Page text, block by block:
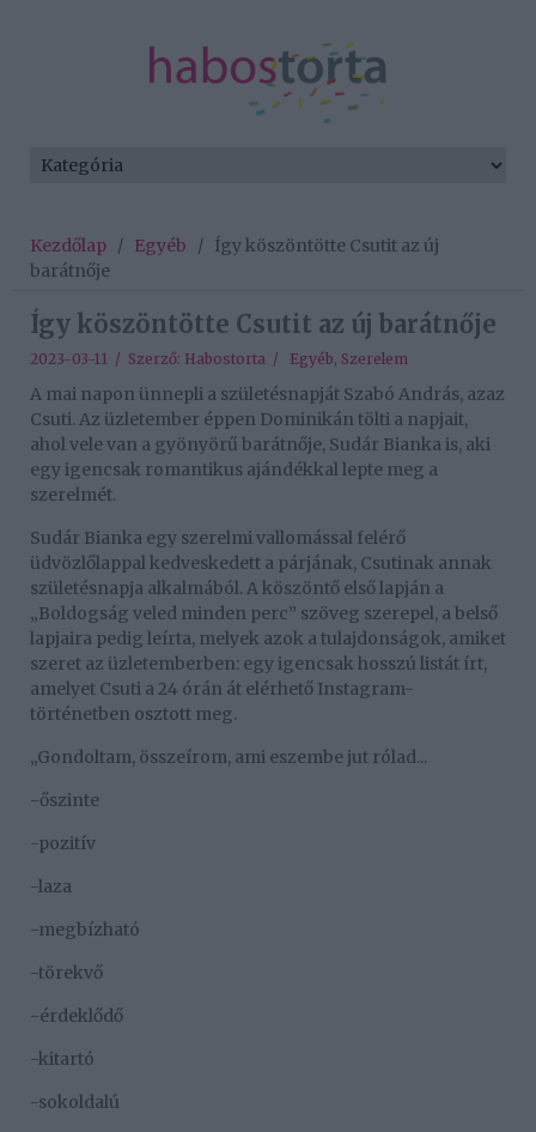
Kezdőlap / Egyéb / Így köszöntötte Csutit az új
barátnője
Így köszöntötte Csutit az új barátnője
2023-03-11 / Szerző: Habostorta / Egyéb, Szerelem
A mai napon ünnepli a születésnapját Szabó András, azaz
Csuti. Az üzletember éppen Dominikán tölti a napjait,
ahol vele van a gyönyörű barátnője, Sudár Bianka is, aki
egy igencsak romantikus ajándékkal lepte meg a
szerelmét.
Sudár Bianka egy szerelmi vallomással felérő
üdvözlőlappal kedveskedett a párjának, Csutinak annak
születésnapja alkalmából. A köszöntő első lapján a
„Boldogság veled minden perc” szöveg szerepel, a belső
lapjaira pedig leírta, melyek azok a tulajdonságok, amiket
szeret az üzletemberben: egy igencsak hosszú listát írt,
amelyet Csuti a 24 órán át elérhető Instagram-
történetben osztott meg.
„Gondoltam, összeírom, ami eszembe jut rólad...
-őszinte
-pozitív
-laza
-megbízható
-törekvő
-érdeklődő
-kitartó
-sokoldalú